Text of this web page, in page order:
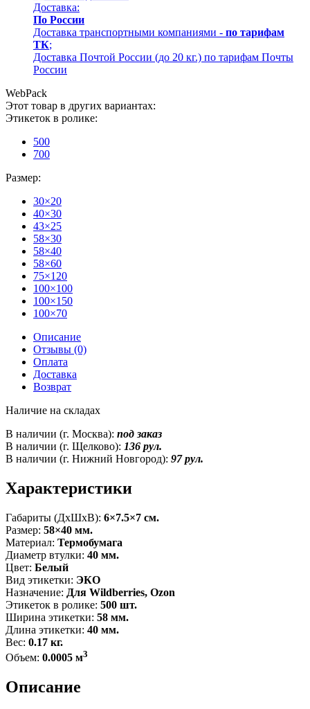
Доставка:
По России
Доставка транспортными компаниями - по тарифам
ТК;
Доставка Почтой России (до 20 кг.) по тарифам Почты
России
WebPack
Этот товар в других вариантах:
Этикеток в ролике:
500
700
Размер:
30×20
40×30
43×25
58×30
58×40
58×60
75×120
100×100
100×150
100×70
Описание
Отзывы (0)
Оплата
Доставка
Возврат
Наличие на складах
В наличии (г. Москва): под заказ
В наличии (г. Щелково): 136 рул.
В наличии (г. Нижний Новгород): 97 рул.
Характеристики
Габариты (ДxШxВ): 6×7.5×7 см.
Размер: 58×40 мм.
Материал: Термобумага
Диаметр втулки: 40 мм.
Цвет: Белый
Вид этикетки: ЭКО
Назначение: Для Wildberries, Ozon
Этикеток в ролике: 500 шт.
Ширина этикетки: 58 мм.
Длина этикетки: 40 мм.
Вес: 0.17 кг.
Объем: 0.0005 м3
Описание